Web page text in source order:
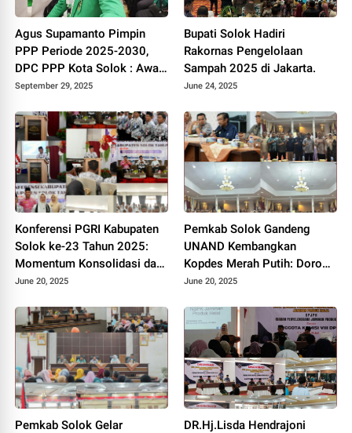
Agus Supamanto Pimpin
PPP Periode 2025-2030,
DPC PPP Kota Solok : Awal
Kebangkitan Partai Kabah
September 29, 2025
Bupati Solok Hadiri
Rakornas Pengelolaan
Sampah 2025 di Jakarta.
June 24, 2025
Konferensi PGRI Kabupaten
Solok ke-23 Tahun 2025:
Momentum Konsolidasi dan
Pemilihan Pengurus Baru.
June 20, 2025
Pemkab Solok Gandeng
UNAND Kembangkan
Kopdes Merah Putih: Dorong
Produksi Pupuk Organik dan
June 20, 2025
Pemkab Solok Gelar
DR.Hj.Lisda Hendrajoni